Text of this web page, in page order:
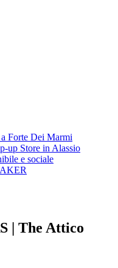
Forte Dei Marmi
up Store in Alassio
e sociale
| The Attico